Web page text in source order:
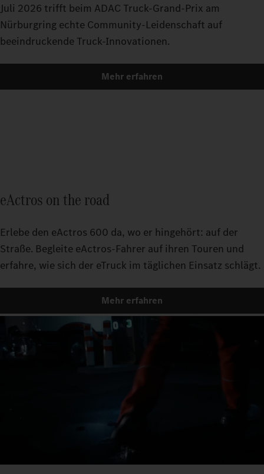
Juli 2026 trifft beim ADAC Truck-Grand-Prix am
Nürburgring echte Community-Leidenschaft auf
beeindruckende Truck-Innovationen.
Mehr erfahren
eActros on the road
Erlebe den eActros 600 da, wo er hingehört: auf der
Straße. Begleite eActros-Fahrer auf ihren Touren und
erfahre, wie sich der eTruck im täglichen Einsatz schlägt.
Mehr erfahren